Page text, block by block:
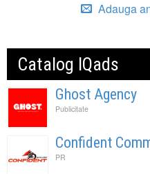
Adauga
Catalog IQads
Ghost Agency
Publicitate
Confident
PR